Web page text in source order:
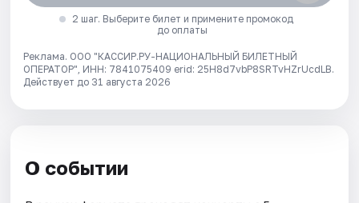
2 шаг. Выберите билет и примените промокод
до оплаты
Реклама. ООО "КАССИР.РУ-НАЦИОНАЛЬНЫЙ БИЛЕТНЫЙ
ОПЕРАТОР", ИНН: 7841075409 erid: 25H8d7vbP8SRTvHZrUcdLB.
Действует до 31 августа 2026
О событии